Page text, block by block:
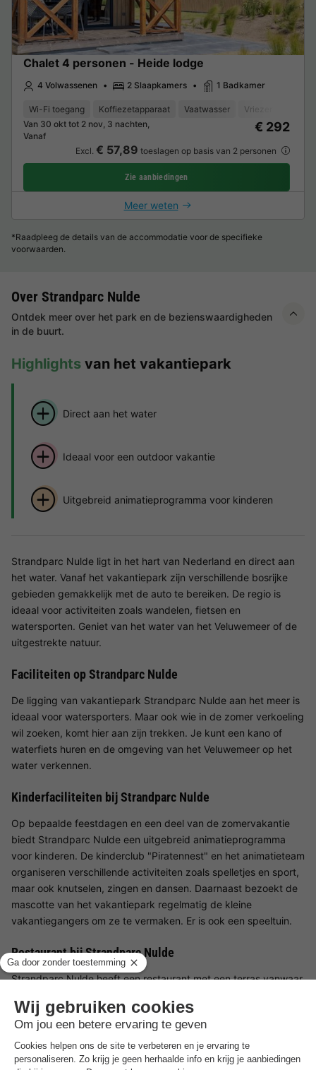
Chalet 4 personen - Heide lodge
4 Volwassenen 2 Slaapkamers 1 Badkamer
Wi-Fi toegang Koffiezetapparaat Vaatwasser Vriezer
Van 30 okt tot 2 nov, 3 nachten,
Vanaf
€ 292
Excl. € 57,89 toeslagen op basis van 2 personen
Zie aanbiedingen
Meer weten
*Raadpleeg de details van de accommodatie voor de specifieke
voorwaarden.
Over Strandparc Nulde
Ontdek meer over het park en de bezienswaardigheden
in de buurt.
Highlights van het vakantiepark
Direct aan het water
Ideaal voor een outdoor vakantie
Uitgebreid animatieprogramma voor kinderen
Strandparc Nulde ligt in het hart van Nederland en direct aan
het water. Vanaf het vakantiepark zijn verschillende bosrijke
gebieden gemakkelijk met de auto te bereiken. De regio is
ideaal voor activiteiten zoals wandelen, fietsen en
watersporten. Geniet van het water van het Veluwemeer of de
uitgestrekte natuur.
Faciliteiten op Strandparc Nulde
De ligging van vakantiepark Strandparc Nulde aan het meer is
ideaal voor watersporters. Maar ook wie in de zomer verkoeling
wil zoeken, komt hier aan zijn trekken. Je kunt een kano of
waterfiets huren en de omgeving van het Veluwemeer op het
water verkennen.
Kinderfaciliteiten bij Strandparc Nulde
Op bepaalde feestdagen en een deel van de zomervakantie
biedt Strandparc Nulde een uitgebreid animatieprogramma
voor kinderen. De kinderclub "Piratennest" en het animatieteam
organiseren verschillende activiteiten zoals spelletjes en sport,
maar ook knutselen, zingen en dansen. Daarnaast bezoekt de
mascotte van het vakantiepark regelmatig de kleine
vakantiegangers om ze te vermaken. Er is ook een speeltuin.
Restaurant bij Strandparc Nulde
Strandparc Nulde heeft een restaurant met een terras vanwaar
Geniet elke dag van vers bereide gerechten met lekkernijen uit
de regio. Andere restaurants en supermarkten vind je in het
nabijgelegen Putten.